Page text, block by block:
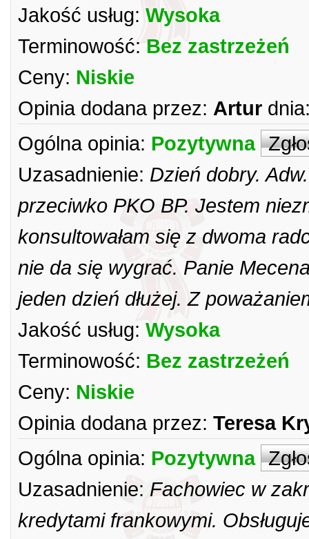
Jakość usług: Wysoka
Terminowość: Bez zastrzeżeń
Ceny: Niskie
Opinia dodana przez: Artur
Ogólna opinia: Pozytywna
Uzasadnienie: Dzień dobry.
przeciwko PKO BP. Jestem
konsultowałam się z dwoma
nie da się wygrać. Panie
jeden dzień dłużej. Z
Jakość usług: Wysoka
Terminowość: Bez zastrzeżeń
Ceny: Niskie
Opinia dodana przez: Teresa
Ogólna opinia: Pozytywna
Uzasadnienie: Fachowiec w
kredytami frankowymi.